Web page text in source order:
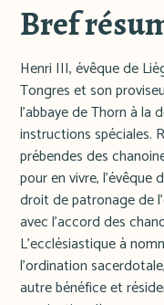
Bref
Henri III, évêque de
Tongres et son
l'abbaye de Thorn à la
instructions spéciales.
prébendes des
pour en vivre, l'évêque
droit de patronage de
avec l'accord des
L'ecclésiastique à
l'ordination
autre bénéfice et